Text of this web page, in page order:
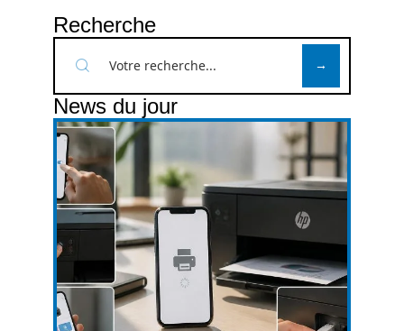
Recherche
News du jour